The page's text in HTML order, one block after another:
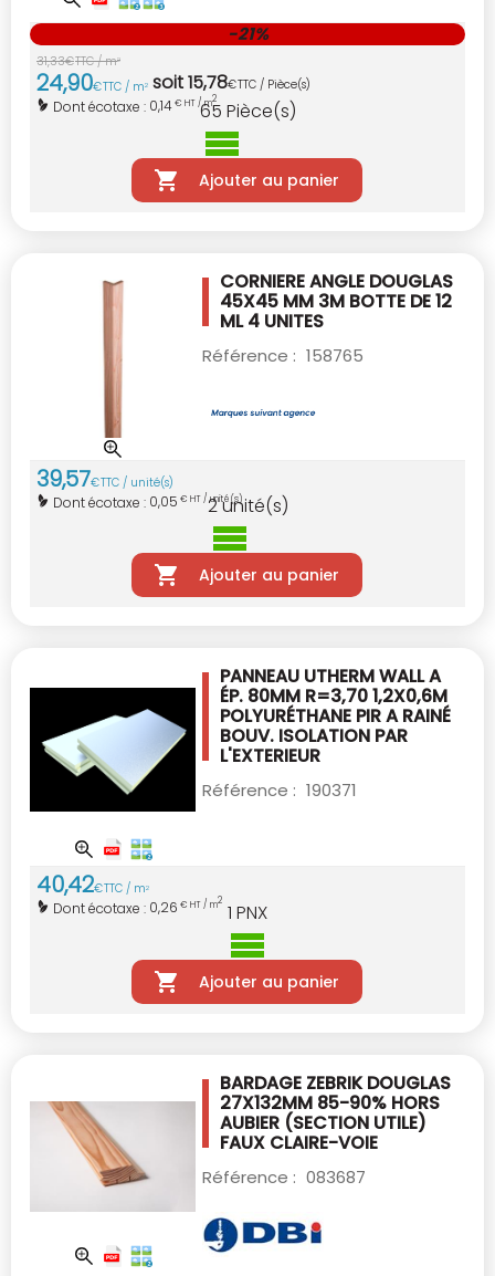
31,33€TTC / m2
24,90€TTC / m2 soit15,78€TTC / Pièce(s)
Dont écotaxe : 0,14€ HT / m2
-21%
65 Pièce(s)
Ajouter au panier
CORNIERE ANGLE DOUGLAS
45X45 MM 3M BOTTE DE 12
ML 4 UNITES
Référence : 158765
39,57€TTC / unité(s)
Dont écotaxe : 0,05 € HT / unité(s)
2unité(s)
Ajouter au panier
PANNEAU UTHERM WALL A
ÉP. 80MM R=3,701,2X0,6M
POLYURÉTHANE PIR A RAINÉ
BOUV. ISOLATION PAR
L'EXTERIEUR
Référence : 190371
40,42€TTC / m2
Dont écotaxe : 0,26 € HT / m2 1 PNX
Ajouter au panier
BARDAGE ZEBRIK DOUGLAS
27X132MM 85-90% HORS
AUBIER (SECTION UTILE)
FAUX CLAIRE-VOIE
Référence : 083687